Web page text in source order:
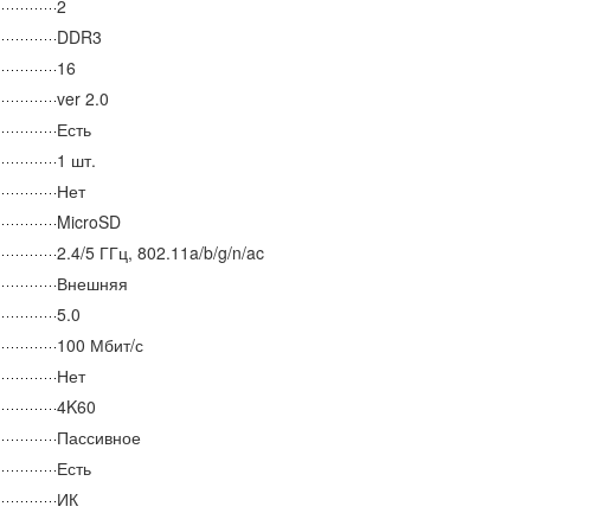
2
DDR3
16
ver 2.0
Есть
1 шт.
Нет
MicroSD
2.4/5 ГГц, 802.11a/b/g/n/ac
Внешняя
5.0
100 Мбит/с
Нет
4K60
Пассивное
Есть
ИК